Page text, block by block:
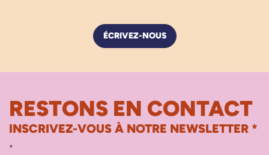
ÉCRIVEZ-NOUS
RESTONS EN CONTACT
INSCRIVEZ-VOUS À NOTRE NEWSLETTER *
*